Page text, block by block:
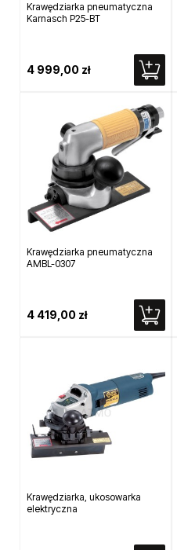
Krawędziarka pneumatyczna
Karnasch P25-BT
4 999,00 zł
Krawędziarka pneumatyczna
AMBL-0307
4 419,00 zł
Krawędziarka, ukosowarka
elektryczna